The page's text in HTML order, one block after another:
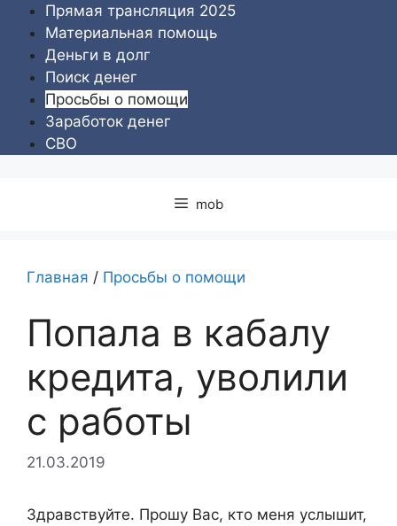
Перейти
содержимому
Прямая трансляция 2025
Материальная помощь
Деньги в долг
Поиск денег
Просьбы о помощи
Заработок денег
СВО
mob
Главная / Просьбы о помощи
Попала в кабалу
кредита, уволили
с работы
21.03.2019
Здравствуйте. Прошу Вас, кто меня услышит,